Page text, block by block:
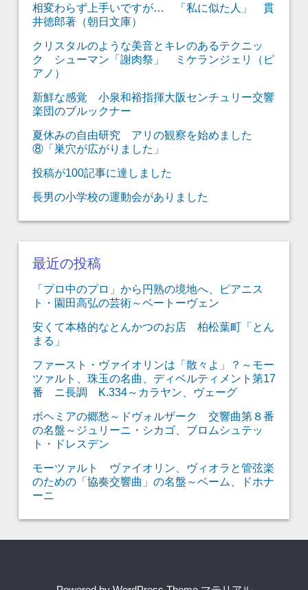
相変わらず上手いですが… 「私に似た人」 貫
井徳郎著（朝日文庫）
クリスタルのような美音とキレのあるテクニッ
ク シューマン「謝肉祭」 ミケランジェリ（ピ
アノ）
新鮮な感覚 小泉和裕指揮大阪センチュリー交響
楽団のブルックナー
夏休みの自由研究 アリの観察を始めました
⑧「巣穴が広がりました」
投稿が100記事に達しました
長男の小学校の運動会がありました
最近の投稿
「プロ中のプロ」から円熟の境地へ、ピアニス
ト・園田高弘の芸術～ベートーヴェン
安くて本格的なとんかつのお店 柏松葉町「とん
まる」
ファースト・ヴァイオリンは「散々よ」？～モー
ツァルト、珠玉の名曲、ディベルティメント第17
番 ニ長調 K.334～カラヤン、ヴェーグ
ボヘミアの郷愁～ドヴォルザーク 交響曲第８番
の名盤～ジュリーニ・シカゴ、ブロムシュテッ
ト・ドレスデン
モーツァルト ヴァイオリン、ヴィオラと管弦楽
のための「協奏交響曲」の名盤～ベーム、ドホナ
ーニ